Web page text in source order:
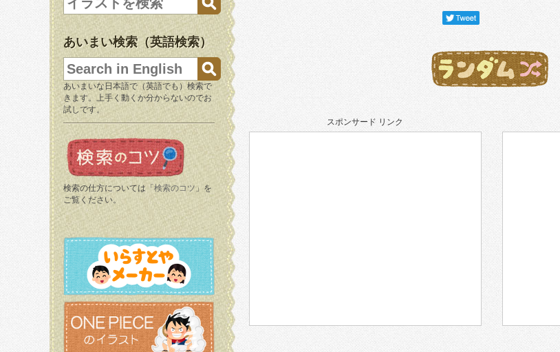
あいまい検索（英語検索）
あいまいな日本語で（英語でも）検索で
きます。上手く動くか分からないのでお
試しです。
検索の仕方については「 検索のコツ 」を
ご覧ください。
スポンサード リンク